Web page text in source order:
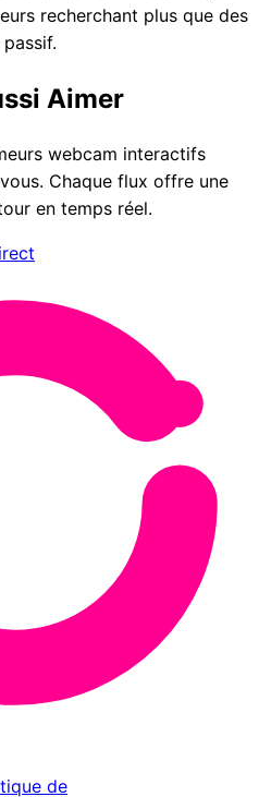
recherchant plus que des
Aimer
webcam interactifs
Chaque flux offre une
en temps réel.
de